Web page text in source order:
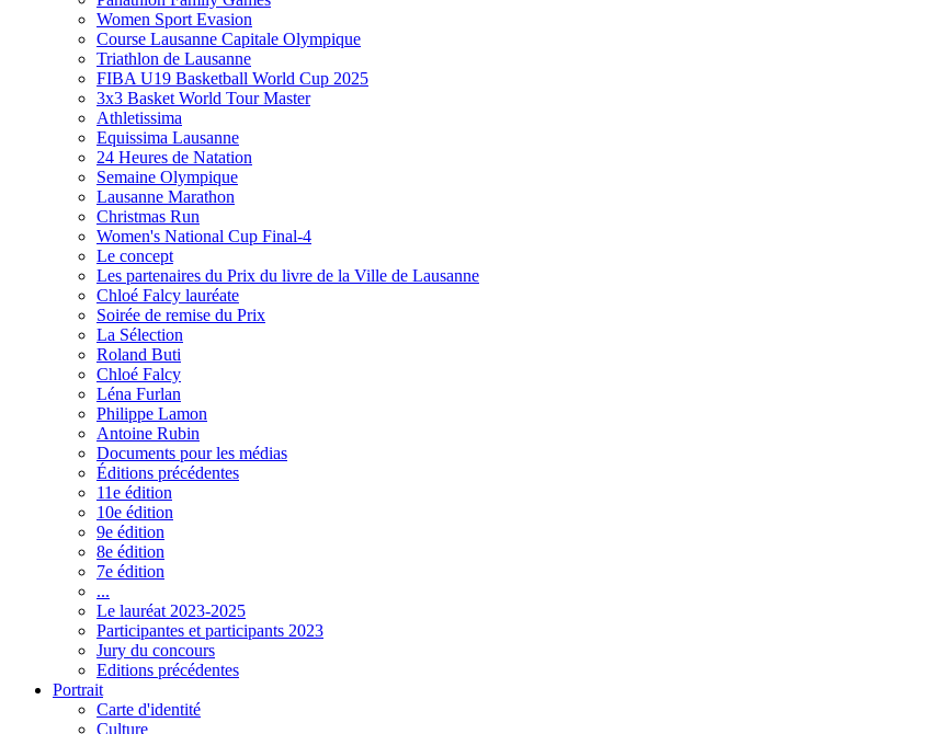
Women Sport Evasion
Course Lausanne Capitale Olympique
Triathlon de Lausanne
FIBA U19 Basketball World Cup 2025
3x3 Basket World Tour Master
Athletissima
Equissima Lausanne
24 Heures de Natation
Semaine Olympique
Lausanne Marathon
Christmas Run
Women's National Cup Final-4
Le concept
Les partenaires du Prix du livre de la Ville de Lausanne
Chloé Falcy lauréate
Soirée de remise du Prix
La Sélection
Roland Buti
Chloé Falcy
Léna Furlan
Philippe Lamon
Antoine Rubin
Documents pour les médias
Éditions précédentes
11e édition
10e édition
9e édition
8e édition
7e édition
...
Le lauréat 2023-2025
Participantes et participants 2023
Jury du concours
Editions précédentes
Portrait
Carte d'identité
Culture